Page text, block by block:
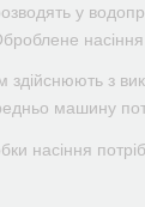
у
насіння
здійснюють з
машину
насіння